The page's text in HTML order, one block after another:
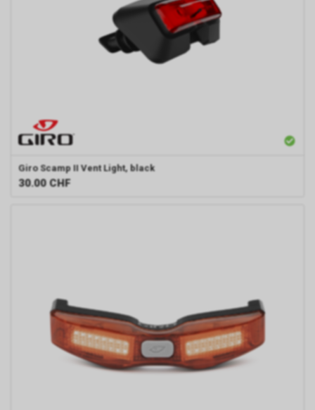
Giro Scamp II Vent Light, black
30.00 CHF